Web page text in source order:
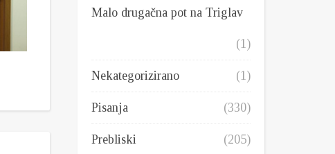
Malo drugačna pot na Triglav
(1)
Nekategorizirano (1)
Pisanja (330)
Prebliski (205)